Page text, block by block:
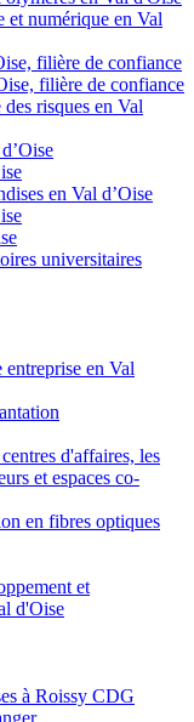
et numérique en Val
filière de confiance
filière de confiance
risques en Val
en Val d’Oise
universitaires
en Val
d'affaires, les
et espaces co-
en fibres optiques
et
d'Oise
à Roissy CDG